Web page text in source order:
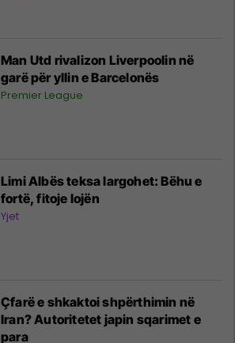
Man Utd rivalizon Liverpoolin në
garë për yllin e Barcelonës
Premier League
Limi Albës teksa largohet: Bëhu e
fortë, fitoje lojën
Yjet
Çfarë e shkaktoi shpërthimin në
Iran? Autoritetet japin sqarimet e
para